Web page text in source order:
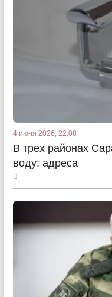
4 июня 2026, 22:08
В трех районах
воду: адреса